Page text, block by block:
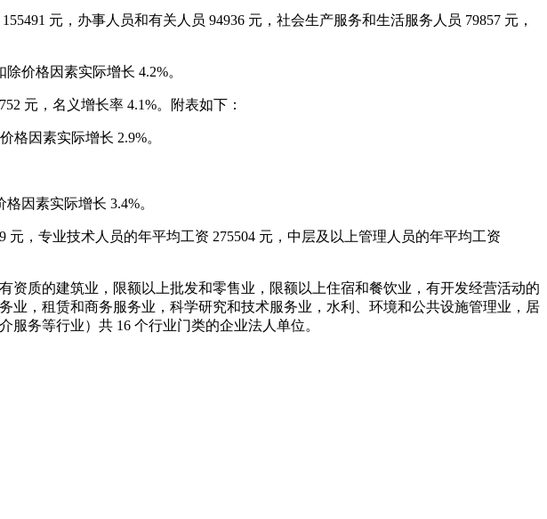
元，办事人员和有关人员 94936 元，社会生产服务和生活服务人员 79857 元，
价格因素实际增长 4.2%。
元，名义增长率 4.1%。附表如下：
格因素实际增长 2.9%。
因素实际增长 3.4%。
，专业技术人员的年平均工资 275504 元，中层及以上管理人员的年平均工资
质的建筑业，限额以上批发和零售业，限额以上住宿和餐饮业，有开发经营活动的
，租赁和商务服务业，科学研究和技术服务业，水利、环境和公共设施管理业，居
务等行业）共 16 个行业门类的企业法人单位。